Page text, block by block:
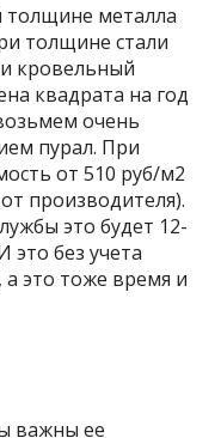
толщине металла
толщине стали
кровельный
квадрата на год
очень
пурал. При
от 510 руб/м2
производителя).
это будет 12-
это без учета
это тоже время и
важны ее